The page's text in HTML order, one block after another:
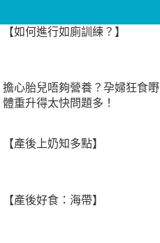
【如何進行如廁訓練？】
擔心胎兒唔夠營養？孕婦狂食嘢
體重升得太快問題多！
【產後上奶知多點】
【產後好食：海帶】